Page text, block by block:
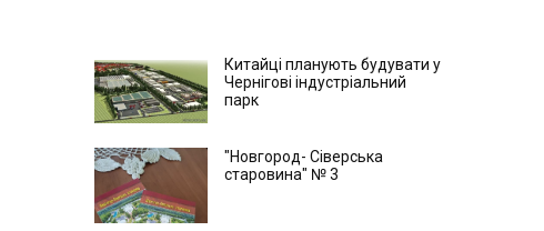
Китайці планують будувати у
Чернігові індустріальний
парк
"Новгород- Сіверська
старовина" № 3